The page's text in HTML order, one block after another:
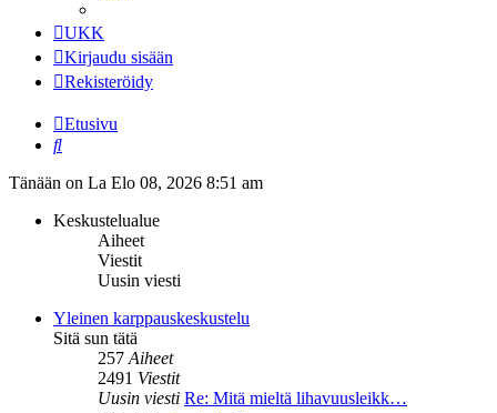
UKK
Kirjaudu sisään
Rekisteröidy
Etusivu
Etsi
Tänään on La Elo 08, 2026 8:51 am
Keskustelualue
Aiheet
Viestit
Uusin viesti
Yleinen karppauskeskustelu
Sitä sun tätä
257Aiheet
2491 Viestit
Uusin viesti Re: Mitä mieltä lihavuusleikk…